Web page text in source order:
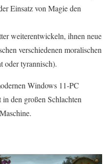
Einsatz von Magie den
weiterentwickeln, ihnen neue
verschiedenen moralischen
oder tyrannisch).
Windows 11-PC
den großen Schlachten